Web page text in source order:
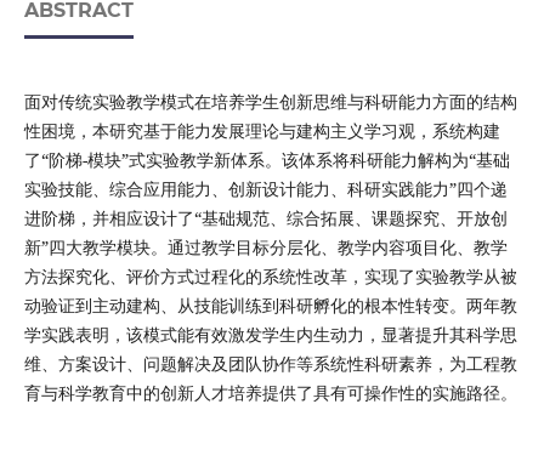
ABSTRACT
面对传统实验教学模式在培养学生创新思维与科研能力方面的结构
性困境，本研究基于能力发展理论与建构主义学习观，系统构建
了“阶梯-模块”式实验教学新体系。该体系将科研能力解构为“基础
实验技能、综合应用能力、创新设计能力、科研实践能力”四个递
进阶梯，并相应设计了“基础规范、综合拓展、课题探究、开放创
新”四大教学模块。通过教学目标分层化、教学内容项目化、教学
方法探究化、评价方式过程化的系统性改革，实现了实验教学从被
动验证到主动建构、从技能训练到科研孵化的根本性转变。两年教
学实践表明，该模式能有效激发学生内生动力，显著提升其科学思
维、方案设计、问题解决及团队协作等系统性科研素养，为工程教
育与科学教育中的创新人才培养提供了具有可操作性的实施路径。